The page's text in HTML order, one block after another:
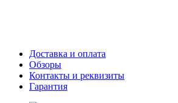
Доставка и оплата
Обзоры
Контакты и реквизиты
Гарантия